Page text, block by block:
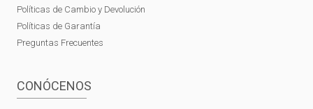
Políticas de Cambio y Devolución
Políticas de Garantía
Preguntas Frecuentes
CONÓCENOS